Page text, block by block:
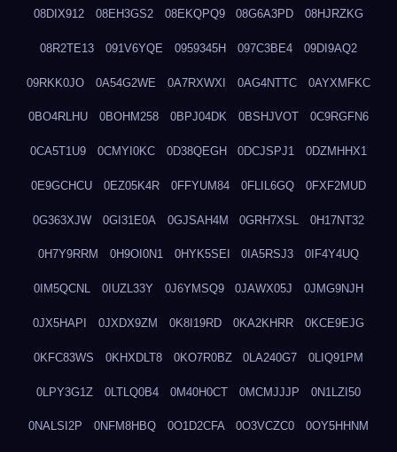
08DIX912 08EH3GS2 08EKQPQ9 08G6A3PD 08HJRZKG
08R2TE13 091V6YQE 0959345H 097C3BE4 09DI9AQ2
09RKK0JO 0A54G2WE 0A7RXWXI 0AG4NTTC 0AYXMFKC
0BO4RLHU 0BOHM258 0BPJ04DK 0BSHJVOT 0C9RGFN6
0CA5T1U9 0CMYI0KC 0D38QEGH 0DCJSPJ1 0DZMHHX1
0E9GCHCU 0EZ05K4R 0FFYUM84 0FLIL6GQ 0FXF2MUD
0G363XJW 0GI31E0A 0GJSAH4M 0GRH7XSL 0H17NT32
0H7Y9RRM 0H9OI0N1 0HYK5SEI 0IA5RSJ3 0IF4Y4UQ
0IM5QCNL 0IUZL33Y 0J6YMSQ9 0JAWX05J 0JMG9NJH
0JX5HAPI 0JXDX9ZM 0K8I19RD 0KA2KHRR 0KCE9EJG
0KFC83WS 0KHXDLT8 0KO7R0BZ 0LA240G7 0LIQ91PM
0LPY3G1Z 0LTLQ0B4 0M40H0CT 0MCMJJJP 0N1LZI50
0NALSI2P 0NFM8HBQ 0O1D2CFA 0O3VCZC0 0OY5HHNM